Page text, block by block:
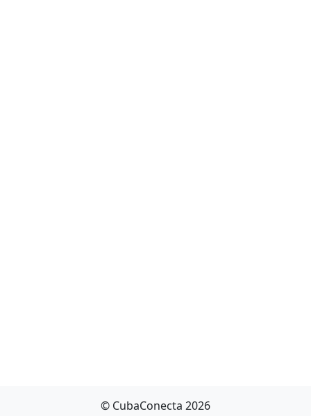
© CubaConecta 2026